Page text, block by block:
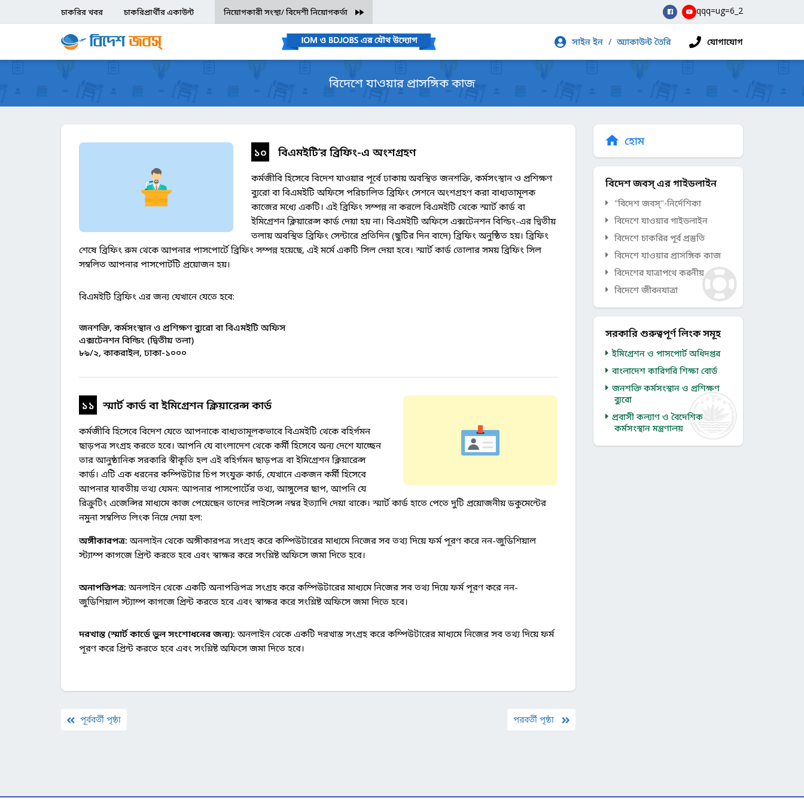
চাকরির খবর চাকরিপ্রার্থীর একাউন্ট নিয়োগকারী সংস্থা/ বিদেশী নিয়োগকর্তা qqq=ug=6_2
সাইন ইন / অ্যাকাউন্ট তৈরি যোগাযোগ
বিদেশে যাওয়ার প্রাসঙ্গিক কাজ
১০ বিএমইটি’র ব্রিফিং-এ অংশগ্রহণ
কর্মজীবি হিসেবে বিদেশ যাওয়ার পূর্বে ঢাকায় অবস্থিত জনশক্তি, কর্মসংস্থান ও প্রশিক্ষণ
ব্যুরো বা বিএমইটি অফিসে পরিচালিত ব্রিফিং সেশনে অংশগ্রহণ করা বাধ্যতামূলক
কাজের মধ্যে একটি। এই ব্রিফিং সম্পন্ন না করলে বিএমইটি থেকে স্মার্ট কার্ড বা
ইমিগ্রেশন ক্লিয়ারেন্স কার্ড দেয়া হয় না। বিএমইটি অফিসে এক্সটেনশন বিল্ডিং-এর দ্বিতীয়
তলায় অবস্থিত ব্রিফিং সেন্টারে প্রতিদিন (ছুটির দিন বাদে) ব্রিফিং অনুষ্ঠিত হয়। ব্রিফিং
শেষে ব্রিফিং রুম থেকে আপনার পাসপোর্টে ব্রিফিং সম্পন্ন হয়েছে, এই মর্মে একটি সিল দেয়া হবে। স্মার্ট কার্ড তোলার সময় ব্রিফিং সিল
সম্বলিত আপনার পাসপোর্টটি প্রয়োজন হয়।
বিএমইটি ব্রিফিং এর জন্য যেখানে যেতে হবে:
জনশক্তি, কর্মসংস্থান ও প্রশিক্ষণ ব্যুরো বা বিএমইটি অফিস
এক্সটেনশন বিল্ডিং (দ্বিতীয় তলা)
৮৯/২, কাকরাইল, ঢাকা-১০০০
১১ স্মার্ট কার্ড বা ইমিগ্রেশন ক্লিয়ারেন্স কার্ড
কর্মজীবি হিসেবে বিদেশ যেতে আপনাকে বাধ্যতামূলকভাবে বিএমইটি থেকে বহির্গমন
ছাড়পত্র সংগ্রহ করতে হবে। আপনি যে বাংলাদেশ থেকে কর্মী হিসেবে অন্য দেশে যাচ্ছেন
তার আনুষ্ঠানিক সরকারি স্বীকৃতি হল এই বহির্গমন ছাড়পত্র বা ইমিগ্রেশন ক্লিয়ারেন্স
কার্ড। এটি এক ধরনের কম্পিউটার চিপ সংযুক্ত কার্ড, যেখানে একজন কর্মী হিসেবে
আপনার যাবতীয় তথ্য যেমন: আপনার পাসপোর্টের তথ্য, আঙ্গুলের ছাপ, আপনি যে
রিক্রুটিং এজেন্সির মাধ্যমে কাজ পেয়েছেন তাদের লাইসেন্স নম্বর ইত্যাদি দেয়া থাকে। স্মার্ট কার্ড হাতে পেতে দুটি প্রয়োজনীয় ডকুমেন্টের
নমুনা সম্বলিত লিংক নিম্নে দেয়া হল:
অঙ্গীকারপত্র: অনলাইন থেকে অঙ্গীকারপত্র সংগ্রহ করে কম্পিউটারের মাধ্যমে নিজের সব তথ্য দিয়ে ফর্ম পূরণ করে নন-জুডিশিয়াল
স্ট্যাম্প কাগজে প্রিন্ট করতে হবে এবং স্বাক্ষর করে সংশ্লিষ্ট অফিসে জমা দিতে হবে।
অনাপত্তিপত্র: অনলাইন থেকে একটি অনাপত্তিপত্র সংগ্রহ করে কম্পিউটারের মাধ্যমে নিজের সব তথ্য দিয়ে ফর্ম পূরণ করে নন-
জুডিশিয়াল স্ট্যাম্প কাগজে প্রিন্ট করতে হবে এবং স্বাক্ষর করে সংশ্লিষ্ট অফিসে জমা দিতে হবে।
দরখাস্ত (স্মার্ট কার্ডে ভুল সংশোধনের জন্য): অনলাইন থেকে একটি দরখাস্ত সংগ্রহ করে কম্পিউটারের মাধ্যমে নিজের সব তথ্য দিয়ে ফর্ম
পূরণ করে প্রিন্ট করতে হবে এবং সংশ্লিষ্ট অফিসে জমা দিতে হবে।
পূর্ববর্তী পৃষ্ঠা পরবর্তী পৃষ্ঠা
হোম
বিদেশ জবস্ এর গাইডলাইন
"বিদেশ জবস্"-নির্দেশিকা
বিদেশে যাওয়ার গাইডলাইন
বিদেশে চাকরির পূর্ব প্রস্তুতি
বিদেশে যাওয়ার প্রাসঙ্গিক কাজ
বিদেশের যাত্রাপথে করনীয়
বিদেশে জীবনযাত্রা
সরকারি গুরুত্বপূর্ণ লিংক সমূহ
ইমিগ্রেশন ও পাসপোর্ট অধিদপ্তর
বাংলাদেশ কারিগরি শিক্ষা বোর্ড
জনশক্তি কর্মসংস্থান ও প্রশিক্ষণ
ব্যুরো
প্রবাসী কল্যাণ ও বৈদেশিক
কর্মসংস্থান মন্ত্রণালয়